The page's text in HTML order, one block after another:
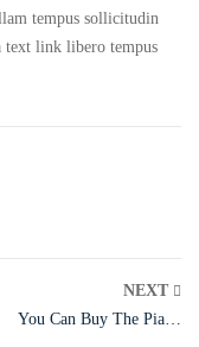
tempus sollicitudin
text link libero tempus
NEXT
You Can Buy The Piano